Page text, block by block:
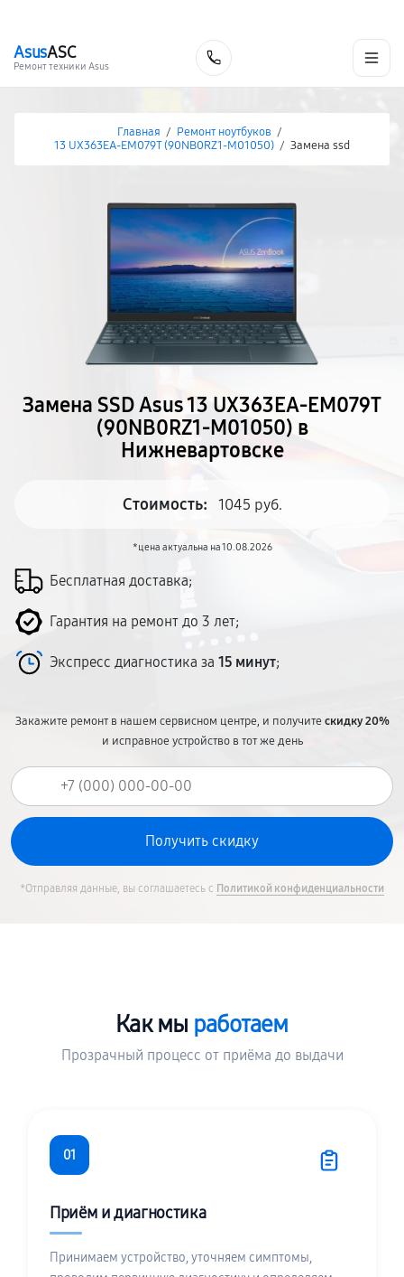
AsusASC
Ремонт техники Asus
Главная / Ремонт ноутбуков /
13 UX363EA-EM079T (90NB0RZ1-M01050) / Замена ssd
Замена SSD Asus 13 UX363EA-EM079T
(90NB0RZ1-M01050) в
Нижневартовске
Стоимость: 1045 руб.
*цена актуальна на 10.08.2026
Бесплатная доставка;
Гарантия на ремонт до 3 лет;
Экспресс диагностика за 15 минут;
Закажите ремонт в нашем сервисном центре, и получитескидку 20%
и исправное устройство в тот же день
*Отправляя данные, вы соглашаетесь с Политикой конфиденциальности
Как мы работаем
Прозрачный процесс от приёма до выдачи
01
Приём и диагностика
Принимаем устройство, уточняем симптомы,